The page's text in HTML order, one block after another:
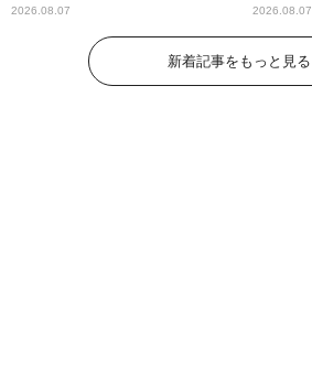
パンプスが合格祈願！
2026.08.07
ー昼ズ』
2026.08.07
新着記事をもっと見る